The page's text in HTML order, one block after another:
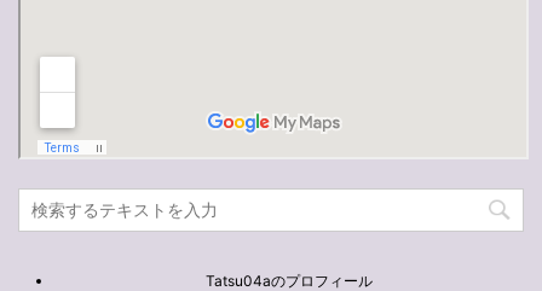
Tatsu04aのプロフィール